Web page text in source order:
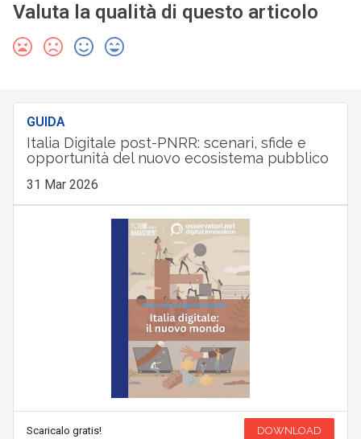
Valuta la qualità di questo articolo
GUIDA
Italia Digitale post-PNRR: scenari, sfide e
opportunità del nuovo ecosistema pubblico
31 Mar 2026
Scaricalo gratis! DOWNLOAD